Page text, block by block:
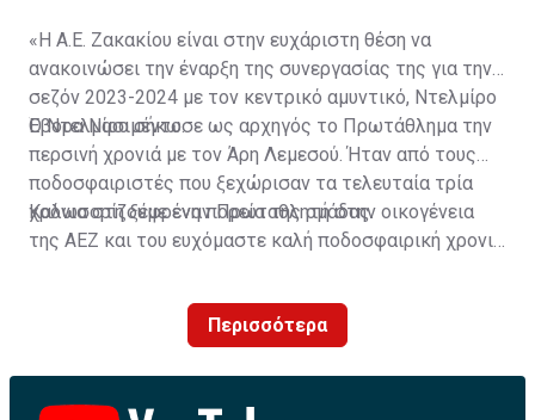
«Η Α.Ε. Ζακακίου είναι στην ευχάριστη θέση να
ανακοινώσει την έναρξη της συνεργασίας της για την
σεζόν 2023-2024 με τον κεντρικό αμυντικό, Ντελμίρο
Έβορα Νασιμέντο.
Ο Ντελμίρο σήκωσε ως αρχηγός το Πρωτάθλημα την
περσινή χρονιά με τον Άρη Λεμεσού. Ήταν από τους
ποδοσφαιριστές που ξεχώρισαν τα τελευταία τρία
χρόνια στη ξέφρενη πορεία της ομάδας.
Καλωσορίζουμε έναν Πρωταθλητή στην οικογένεια
της ΑΕΖ και του ευχόμαστε καλή ποδοσφαιρική χρονιά
Περισσότερα